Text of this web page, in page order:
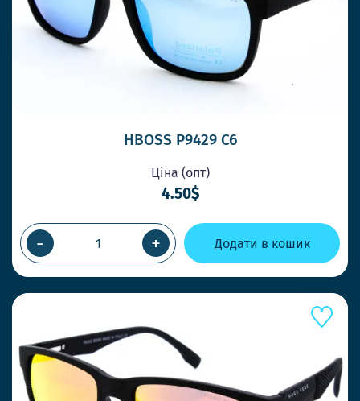
HBOSS P9429 C6
Ціна (опт)
4.50$
- + Додати в кошик